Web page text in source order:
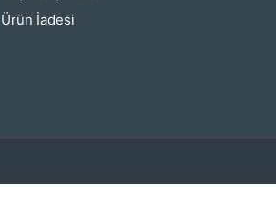
Ürün İadesi